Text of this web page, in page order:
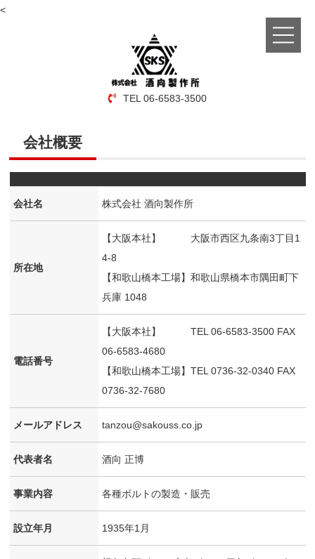
<
TEL 06-6583-3500
当社について
採用情報
お問い合わせ
会社概要
会社名 株式会社 酒向製作所
所在地
【大阪本社】 大阪市西区九条南3丁目1
4-8
【和歌山橋本工場】和歌山県橋本市隅田町下
兵庫 1048
電話番号
【大阪本社】 TEL 06-6583-3500 FAX
06-6583-4680
【和歌山橋本工場】TEL 0736-32-0340 FAX
0736-32-7680
メールアドレス tanzou@sakouss.co.jp
代表者名 酒向 正博
事業内容 各種ボルトの製造・販売
設立年月 1935年1月